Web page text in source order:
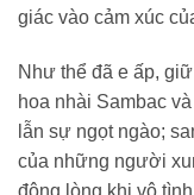
giác vào cảm xúc
Như thể đã e ấp,
hoa nhài Sambac
lẫn sự ngọt ngào;
của những người